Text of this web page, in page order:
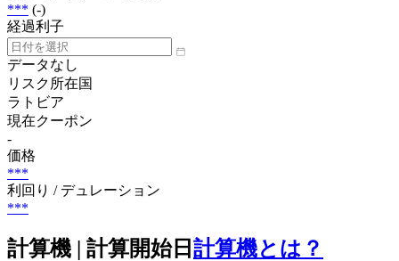
*** (-)
経過利子
データなし
リスク所在国
ラトビア
現在クーポン
-
価格
***
利回り / デュレーション
***
計算機 | 計算開始日 計算機とは？